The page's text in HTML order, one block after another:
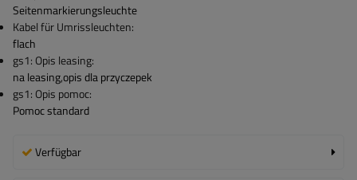
Seitenmarkierungsleuchte
Kabel für Umrissleuchten:
flach
gs1: Opis leasing:
na leasing,opis dla przyczepek
gs1: Opis pomoc:
Pomoc standard
Verfügbar